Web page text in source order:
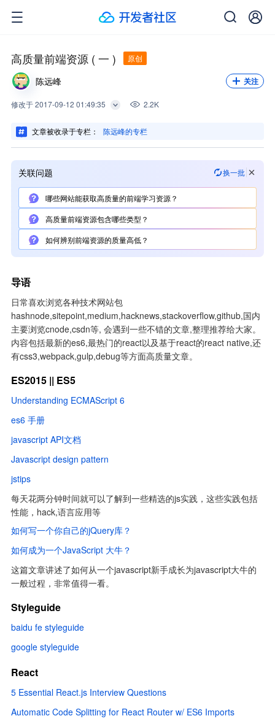
高质量前端资源 ( 一 ) 原创
陈远峰 关注
修改于2017-09-12 01:49:35 2.2K
文章被收录于专栏： 陈远峰的专栏
关联问题 换一批
哪些网站能获取高质量的前端学习资源？
高质量前端资源包含哪些类型？
如何辨别前端资源的质量高低？
导语
日常喜欢浏览各种技术网站包
hashnode,sitepoint,medium,hacknews,stackoverflow,github,国内
主要浏览cnode,csdn等, 会遇到一些不错的文章,整理推荐给大家。
内容包括最新的es6,最热门的react以及基于react的react native,还
有css3,webpack,gulp,debug等方面高质量文章。
ES2015 || ES5
Understanding ECMAScript 6
es6 手册
javascript API文档
Javascript design pattern
jstips
每天花两分钟时间就可以了解到一些精选的js实践，这些实践包括
性能，hack,语言应用等
如何写一个你自己的jQuery库？
如何成为一个JavaScript 大牛？
这篇文章讲述了如何从一个javascript新手成长为javascript大牛的
一般过程，非常值得一看。
Styleguide
baidu fe styleguide
google styleguide
React
5 Essential React.js Interview Questions
Automatic Code Splitting for React Router w/ ES6 Imports